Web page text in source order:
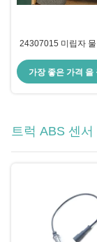
24307015 미립자
가장 좋은 가격 을
트럭 ABS 센서